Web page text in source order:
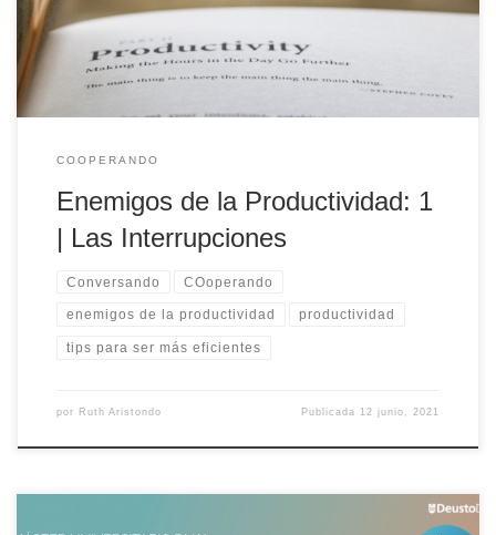
Interrupciones.
COOPERANDO
Enemigos de la Productividad: 1
| Las Interrupciones
Conversando COoperando
enemigos de la productividad productividad
tips para ser más eficientes
por Ruth Aristondo Publicada 12 junio, 2021